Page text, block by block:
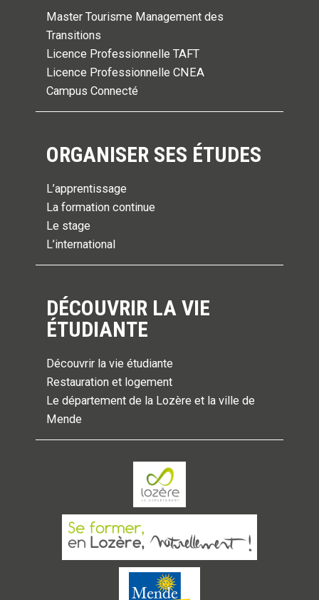
Master Tourisme Management des
Transitions
Licence Professionnelle TAFT
Licence Professionnelle CNEA
Campus Connecté
ORGANISER SES ÉTUDES
L’apprentissage
La formation continue
Le stage
L’international
DÉCOUVRIR LA VIE
ÉTUDIANTE
Découvrir la vie étudiante
Restauration et logement
Le département de la Lozère et la ville de
Mende